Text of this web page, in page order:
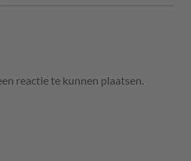
reactie te kunnen plaatsen.